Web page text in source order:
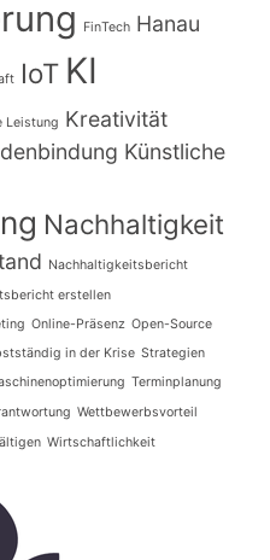
FinTech Hanau
IoT KI
Leistung Kreativität
Künstliche
Nachhaltigkeit
Nachhaltigkeitsbericht
erstellen
Online-Präsenz Open-Source
in der Krise Strategien
Terminplanung
Wettbewerbsvorteil
Wirtschaftlichkeit